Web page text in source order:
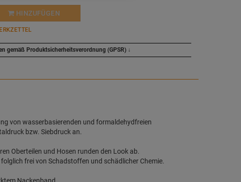
HINZUFÜGEN
gemäß Produktsicherheitsverordnung (GPSR) ↓
von wasserbasierenden und formaldehydfreien
bzw. Siebdruck an.
Oberteilen und Hosen runden den Look ab.
frei von Schadstoffen und schädlicher Chemie.